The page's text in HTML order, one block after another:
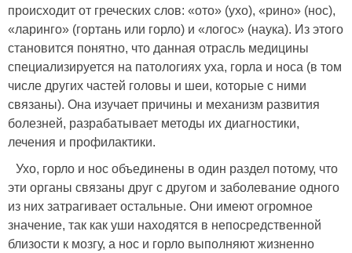
происходит от греческих слов: «ото» (ухо), «рино» (нос),
«ларинго» (гортань или горло) и «логос» (наука). Из этого
становится понятно, что данная отрасль медицины
специализируется на патологиях уха, горла и носа (в том
числе других частей головы и шеи, которые с ними
связаны). Она изучает причины и механизм развития
болезней, разрабатывает методы их диагностики,
лечения и профилактики.
Ухо, горло и нос объединены в один раздел потому, что
эти органы связаны друг с другом и заболевание одного
из них затрагивает остальные. Они имеют огромное
значение, так как уши находятся в непосредственной
близости к мозгу, а нос и горло выполняют жизненно